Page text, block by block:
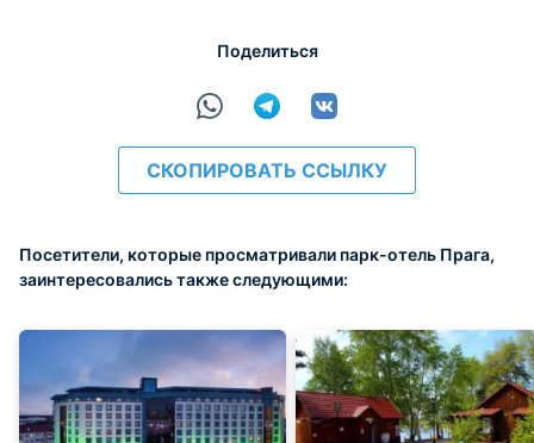
Поделиться
СКОПИРОВАТЬ ССЫЛКУ
Посетители, которые просматривали парк-отель Прага,
заинтересовались также следующими: